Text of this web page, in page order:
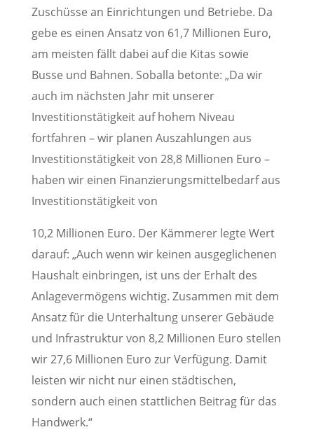
Zuschüsse an Einrichtungen und Betriebe. Da
gebe es einen Ansatz von 61,7 Millionen Euro,
am meisten fällt dabei auf die Kitas sowie
Busse und Bahnen. Soballa betonte: „Da wir
auch im nächsten Jahr mit unserer
Investitionstätigkeit auf hohem Niveau
fortfahren – wir planen Auszahlungen aus
Investitionstätigkeit von 28,8 Millionen Euro –
haben wir einen Finanzierungsmittelbedarf aus
Investitionstätigkeit von
10,2 Millionen Euro. Der Kämmerer legte Wert
darauf: „Auch wenn wir keinen ausgeglichenen
Haushalt einbringen, ist uns der Erhalt des
Anlagevermögens wichtig. Zusammen mit dem
Ansatz für die Unterhaltung unserer Gebäude
und Infrastruktur von 8,2 Millionen Euro stellen
wir 27,6 Millionen Euro zur Verfügung. Damit
leisten wir nicht nur einen städtischen,
sondern auch einen stattlichen Beitrag für das
Handwerk.“